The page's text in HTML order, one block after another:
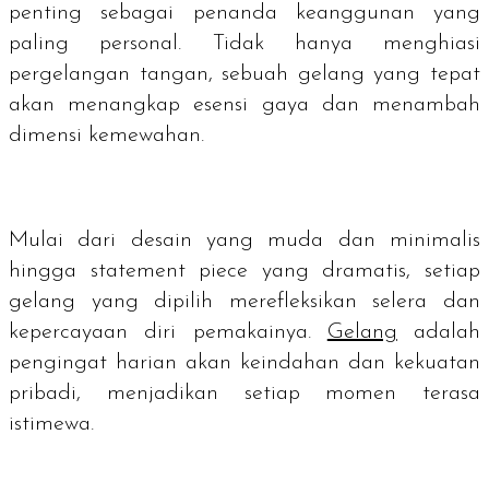
penting sebagai penanda keanggunan yang
paling personal. Tidak hanya menghiasi
pergelangan tangan, sebuah gelang yang tepat
akan menangkap esensi gaya dan menambah
dimensi kemewahan.
Mulai dari desain yang muda dan minimalis
hingga statement piece yang dramatis, setiap
gelang yang dipilih merefleksikan selera dan
kepercayaan diri pemakainya. Gelang adalah
pengingat harian akan keindahan dan kekuatan
pribadi, menjadikan setiap momen terasa
istimewa.